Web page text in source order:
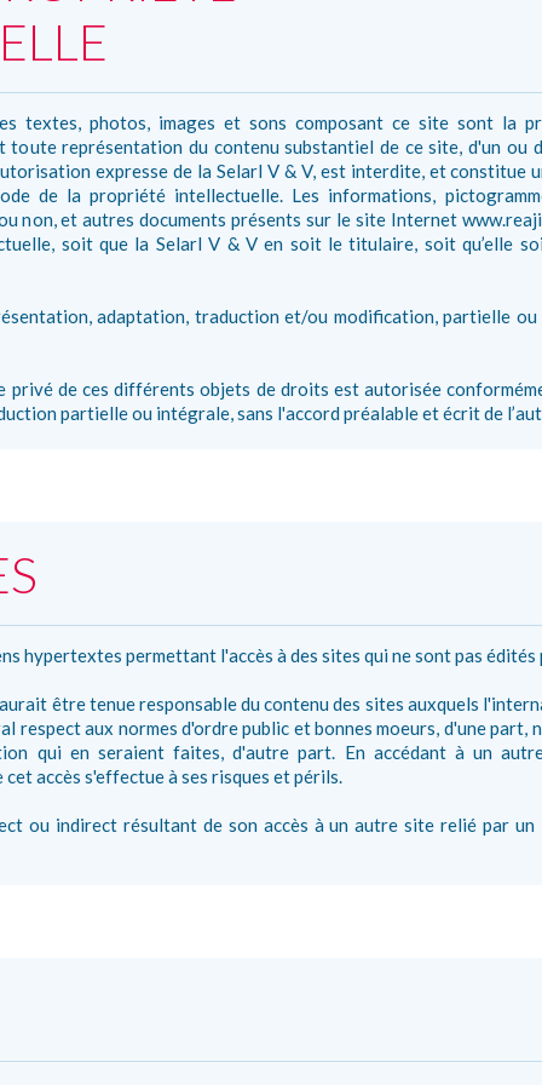
textes, photos, images et sons composant ce site sont la
représentation du contenu substantiel de ce site, d'un ou
expresse de la Selarl V & V, est interdite, et constitue
de la propriété intellectuelle. Les informations,
non, et autres documents présents sur le site Internet
soit que la Selarl V & V en soit le titulaire, soit qu’elle
adaptation, traduction et/ou modification, partielle
privé de ces différents objets de droits est autorisée
partielle ou intégrale, sans l'accord préalable et écrit de
hypertextes permettant l'accès à des sites qui ne sont pas édités
être tenue responsable du contenu des sites auxquels
respect aux normes d'ordre public et bonnes moeurs, d'une
qui en seraient faites, d'autre part. En accédant à un
accès s'effectue à ses risques et périls.
ou indirect résultant de son accès à un autre site relié par